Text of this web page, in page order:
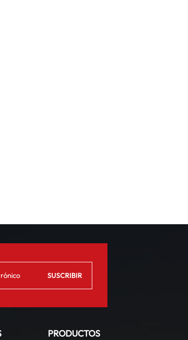
PRODUCTOS